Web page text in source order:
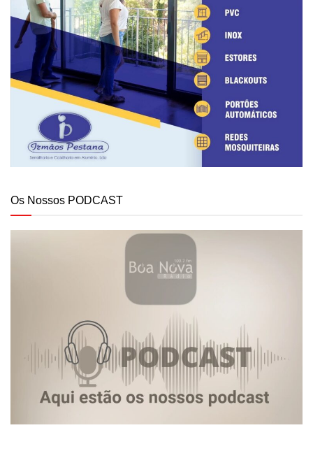
Os Nossos PODCAST